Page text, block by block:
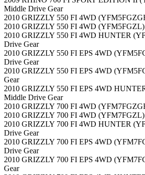
Middle Drive Gear
2010 GRIZZLY 550 FI 4WD
2010 GRIZZLY 550 FI 4WD
2010 GRIZZLY 550 FI 4WD HUNTER
Drive Gear
2010 GRIZZLY 550 FI EPS 4WD
Drive Gear
2010 GRIZZLY 550 FI EPS 4WD
Gear
2010 GRIZZLY 550 FI EPS 4WD
Middle Drive Gear
2010 GRIZZLY 700 FI 4WD
2010 GRIZZLY 700 FI 4WD
2010 GRIZZLY 700 FI 4WD HUNTER
Drive Gear
2010 GRIZZLY 700 FI EPS 4WD
Drive Gear
2010 GRIZZLY 700 FI EPS 4WD
Gear